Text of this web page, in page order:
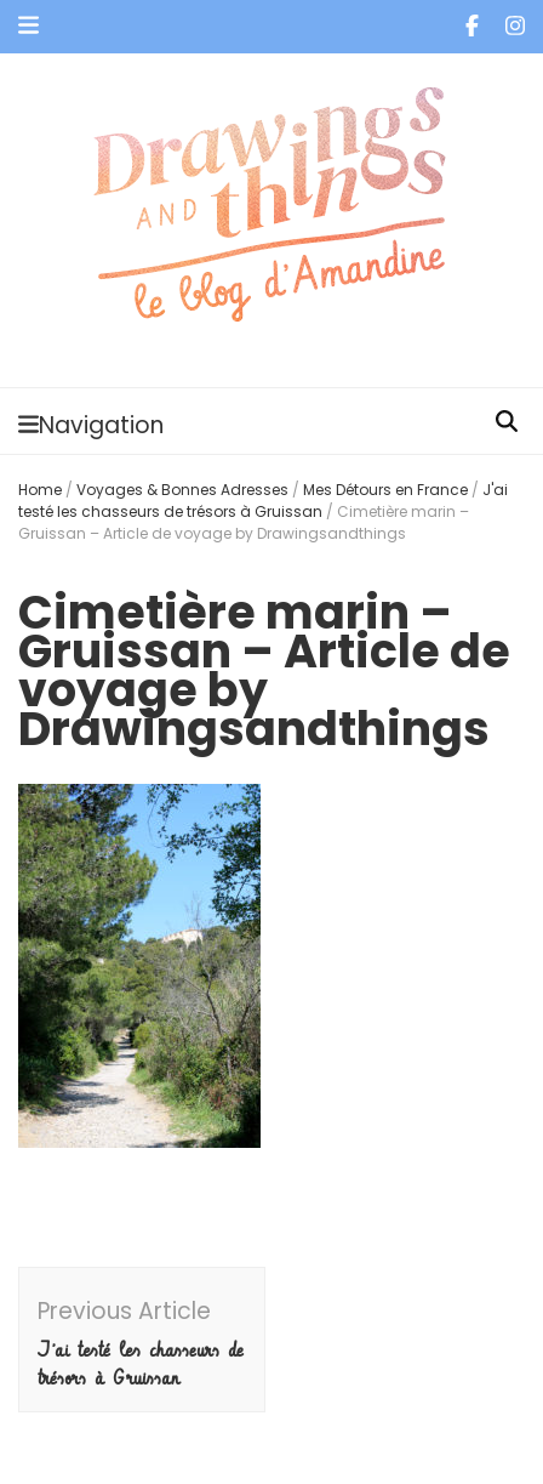
Navigation
Home / Voyages & Bonnes Adresses / Mes Détours en France / J'ai
testé les chasseurs de trésors à Gruissan / Cimetière marin –
Gruissan – Article de voyage by Drawingsandthings
Cimetière marin –
Gruissan – Article de
voyage by
Drawingsandthings
Navigation
Previous Article
J’ai testé les chasseurs de
trésors à Gruissan